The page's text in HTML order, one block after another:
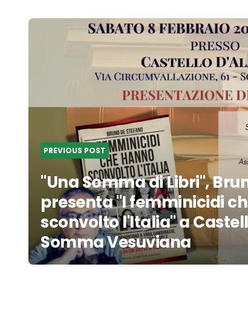
Post
navigation
PREVIOUS POST
"Una Somma di Libri",
presenta "I femminicidi
sconvolto l'Italia" a
Somma Vesuviana